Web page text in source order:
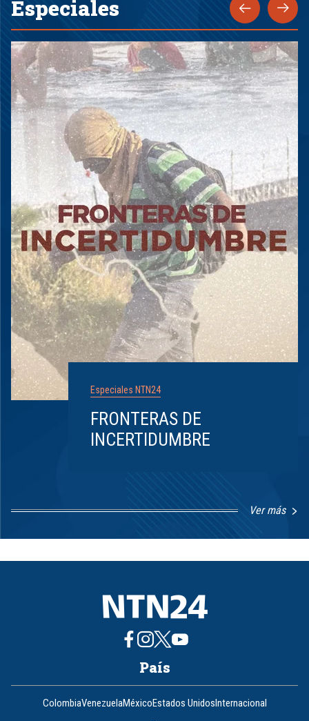
Especiales
Especiales NTN24
FRONTERAS DE
INCERTIDUMBRE
Ver más
1
8
País
ColombiaVenezuelaMéxicoEstados UnidosInternacional